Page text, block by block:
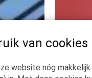
van cookies
website nóg